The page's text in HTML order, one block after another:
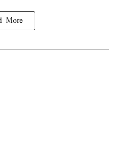
More